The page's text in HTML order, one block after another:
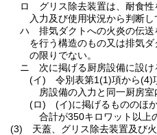
ロ
グリス除去装置は、耐食
入力及び使用状況から判断
ハ
排気ダクトへの火炎の伝
を行う構造のもの又は排気
の限りでない。
ニ
次に掲げる厨房設備に設
(イ)
令別表第1(1)項から(4)
房設備の入力と同一厨房
(ロ)
(イ)に掲げるもののほ
合計が350キロワット以上
(3)
天蓋、グリス除去装置及び